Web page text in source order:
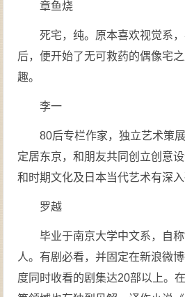
章鱼烧
死宅，纯。原本喜欢视觉系
后，便开始了无可救药的偶像宅
趣。
李一
80后专栏作家，独立艺术策
定居东京，和朋友共同创立创意
和时期文化及日本当代艺术有深入
罗越
毕业于南京大学中文系，自
人。有剧必看，并固定在新浪微
度同时收看的剧集达20部以上。